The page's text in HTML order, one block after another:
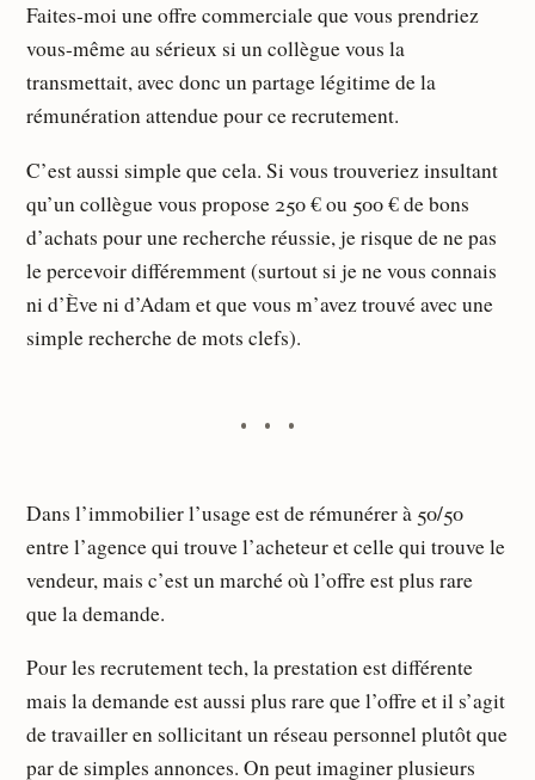
Faites-moi une offre commerciale que vous prendriez
vous-même au sérieux si un collègue vous la
transmettait, avec donc un partage légitime de la
rémunération attendue pour ce recrutement.
C’est aussi simple que cela. Si vous trouveriez insultant
qu’un collègue vous propose 250 € ou 500 € de bons
d’achats pour une recherche réussie, je risque de ne pas
le percevoir différemment (surtout si je ne vous connais
ni d’Ève ni d’Adam et que vous m’avez trouvé avec une
simple recherche de mots clefs).
Dans l’immobilier l’usage est de rémunérer à 50/50
entre l’agence qui trouve l’acheteur et celle qui trouve le
vendeur, mais c’est un marché où l’offre est plus rare
que la demande.
Pour les recrutement tech, la prestation est différente
mais la demande est aussi plus rare que l’offre et il s’agit
de travailler en sollicitant un réseau personnel plutôt que
par de simples annonces. On peut imaginer plusieurs